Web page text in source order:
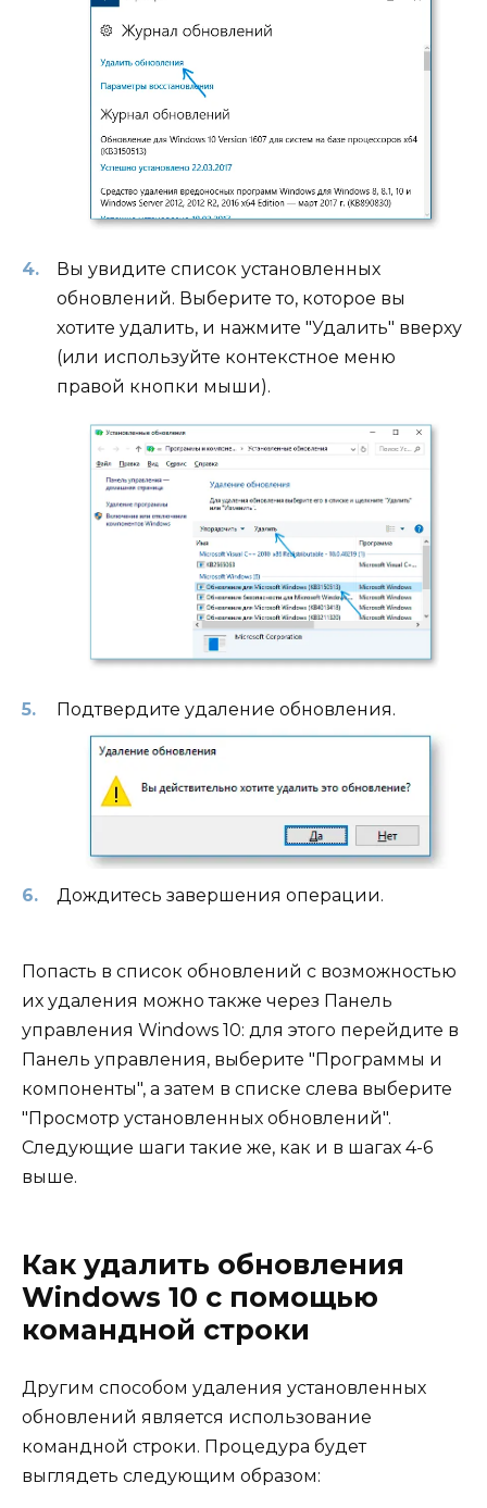
Вы увидите список установленных
обновлений. Выберите то, которое вы
хотите удалить, и нажмите "Удалить" вверху
(или используйте контекстное меню
правой кнопки мыши).
Подтвердите удаление обновления.
Дождитесь завершения операции.
Попасть в список обновлений с возможностью
их удаления можно также через Панель
управления Windows 10: для этого перейдите в
Панель управления, выберите "Программы и
компоненты", а затем в списке слева выберите
"Просмотр установленных обновлений".
Следующие шаги такие же, как и в шагах 4-6
выше.
Как удалить обновления
Windows 10 с помощью
командной строки
Другим способом удаления установленных
обновлений является использование
командной строки. Процедура будет
выглядеть следующим образом: